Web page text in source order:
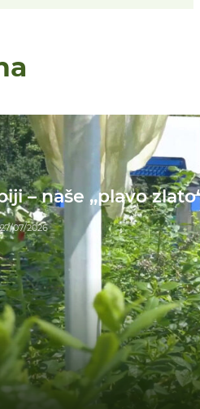
– naše ,,plavo
27/07/2026